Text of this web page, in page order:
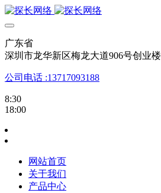
广东省
深圳市龙华新区梅龙大道906号创业楼
公司电话 :13717093188
8:30
18:00
网站首页
关于我们
产品中心